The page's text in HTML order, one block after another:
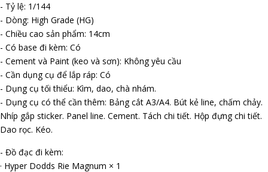
- Tỷ lệ: 1/144
- Dòng: High Grade (HG)
- Chiều cao sản phẩm: 14cm
- Có base đi kèm: Có
- Cement và Paint (keo và sơn): Không yêu cầu
- Cần dụng cụ để lắp ráp: Có
- Dụng cụ tối thiểu: Kìm, dao, chà nhám.
- Dụng cụ có thể cần thêm: Bảng cắt A3/A4. Bút kẻ line, chấm chảy.
Nhíp gắp sticker. Panel line. Cement. Tách chi tiết. Hộp đựng chi tiết.
Dao rọc. Kéo.
- Đồ đạc đi kèm:
· Hyper Dodds Rifle Magnum × 1